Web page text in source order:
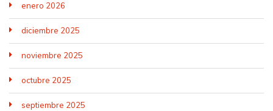
enero 2026
diciembre 2025
noviembre 2025
octubre 2025
septiembre 2025